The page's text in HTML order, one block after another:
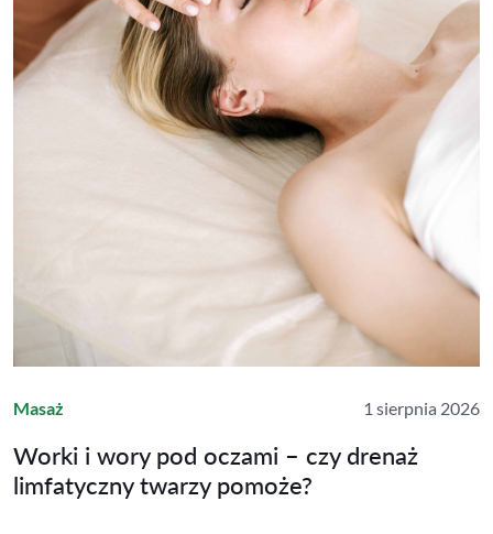
Masaż 1 sierpnia 2026
Worki i wory pod oczami – czy drenaż
limfatyczny twarzy pomoże?